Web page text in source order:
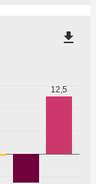
12,5
file_download